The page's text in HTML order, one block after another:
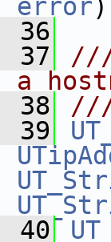
error
36
37
///
a
38
///
39
40